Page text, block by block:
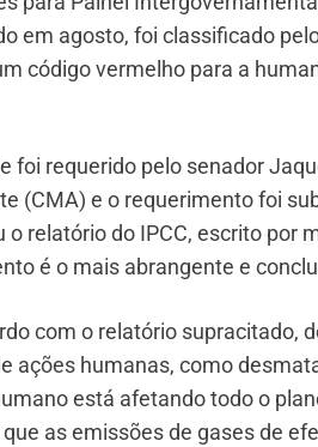
em agosto, foi classificado
código vermelho para a
foi requerido pelo senador
(CMA) e o requerimento foi
o relatório do IPCC, escrito por
é o mais abrangente e
com o relatório supracitado,
ações humanas, como
está afetando todo o
as emissões de gases de